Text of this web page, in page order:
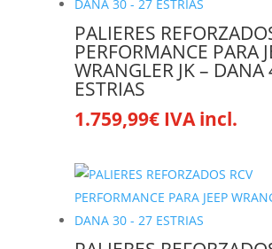
PALIERES
PERFORMANCE PARA
WRANGLER JK – DANA
ESTRIAS
1.759,99€ IVA incl.